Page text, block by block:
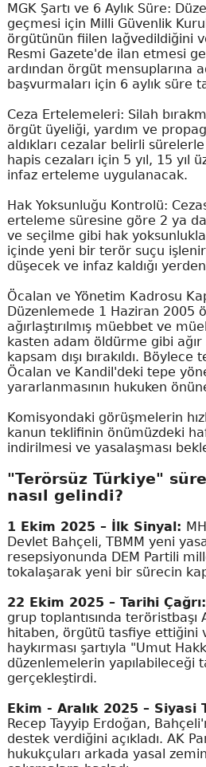
MGK Şartı ve 6 Aylık Süre:
geçmesi için Milli Güvenlik
örgütünün fiilen lağvedildiğini ve
Resmi Gazete'de ilan etmesi
ardından örgüt mensuplarına
başvurmaları için 6 aylık süre
Ceza Ertelemeleri: Silah
örgüt üyeliği, yardım ve
aldıkları cezalar belirli
hapis cezaları için 5 yıl, 15 yıl
infaz erteleme uygulanacak.
Hak Yoksunluğu Kontrolü:
erteleme süresine göre 2 ya
ve seçilme gibi hak
içinde yeni bir terör suçu
düşecek ve infaz kaldığı
Öcalan ve Yönetim Kadrosu
Düzenlemede 1 Haziran 2005
ağırlaştırılmış müebbet ve
kasten adam öldürme gibi
kapsam dışı bırakıldı.
Öcalan ve Kandil'deki tepe
yararlanmasının hukuken
Komisyondaki görüşmelerin
kanun teklifinin önümüzdeki
indirilmesi ve yasalaşması
"Terörsüz Türkiye"
nasıl gelindi?
1 Ekim 2025 – İlk Sinyal:
Devlet Bahçeli, TBMM yeni
resepsiyonunda DEM Partili
tokalaşarak yeni bir sürecin
22 Ekim 2025 – Tarihi Çağrı:
grup toplantısında teröristbaşı
hitaben, örgütü tasfiye ettiğini
haykırması şartıyla "Umut
düzenlemelerin yapılabileceği
gerçekleştirdi.
Ekim - Aralık 2025 – Siyasi
Recep Tayyip Erdoğan,
destek verdiğini açıkladı. AK
hukukçuları arkada yasal